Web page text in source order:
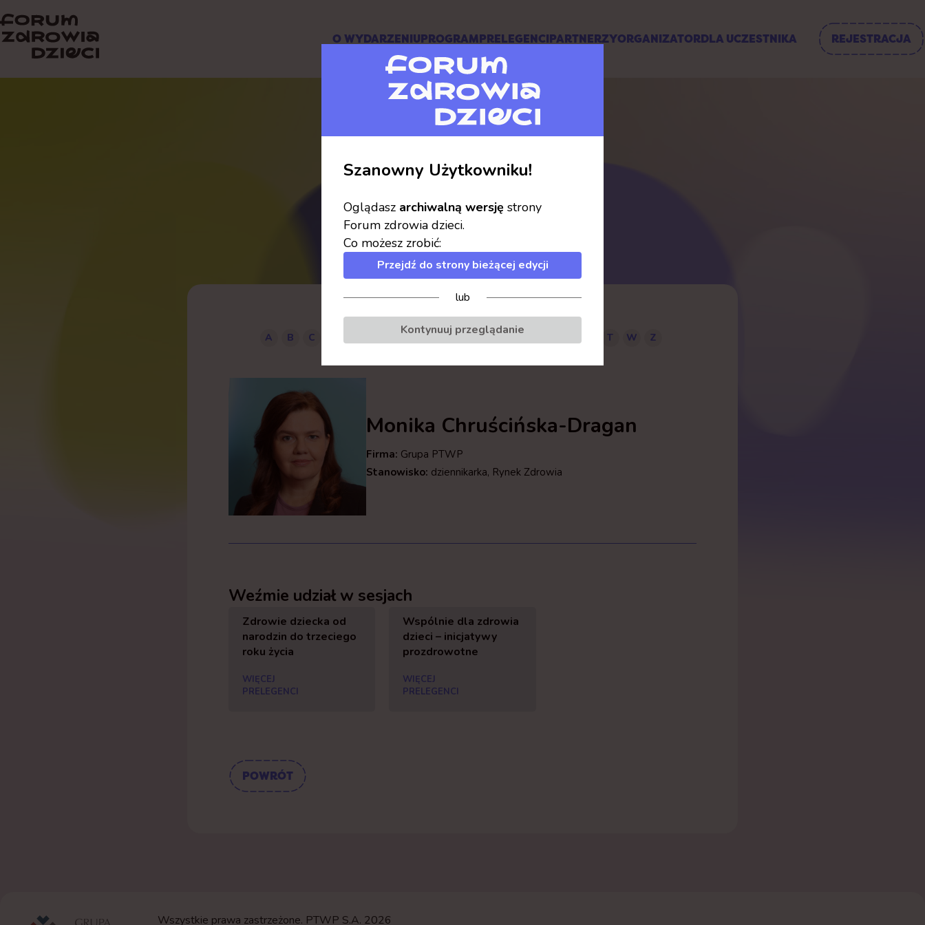
O WYDARZENIUPROGRAMPRELEGENCIPARTNERZYORGANIZATORDLA UCZESTNIKA REJESTRACJA
Prelegenci
A B C H J K L M N T W Z
Monika Chruścińska-Dragan
Firma: Grupa PTWP
Stanowisko: dziennikarka, Rynek Zdrowia
Weźmie udział w sesjach
Zdrowie dziecka od
narodzin do trzeciego
roku życia
WIĘCEJ
PRELEGENCI
Wspólnie dla zdrowia
dzieci – inicjatywy
prozdrowotne
WIĘCEJ
PRELEGENCI
POWRÓT
Wszystkie prawa zastrzeżone. PTWP S.A. 2026
Szanowny Użytkowniku!
Oglądasz archiwalną wersję strony
Forum zdrowia dzieci.
Co możesz zrobić:
Przejdź do strony bieżącej edycji
lub
Kontynuuj przeglądanie